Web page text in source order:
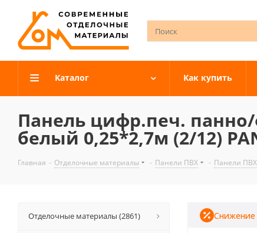
Каталог Как купить
Панель цифр.печ.
белый 0,25*2,7м (2/12)
Главная - Отделочные материалы - Панели ПВХ - Панели
Отделочные материалы (2861)